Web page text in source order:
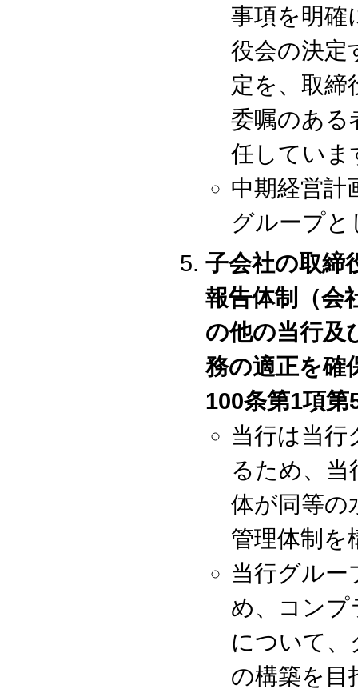
事項を明確
役会の決定
定を、取締
委嘱のある
任していま
中期経営計
グループ
子会社の取締
報告体制（会
の他の当行及
務の適正を確
100条第1項第
当行は当行
るため、
体が同等の
管理体制を
当行グルー
め、コンプ
について、
の構築を目